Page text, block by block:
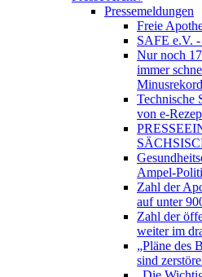
Pressemeldungen
Freie
SAFE e.V.
Nur noch
immer
Minusrekord
Technische
von e-
Ampel-
Zahl der
auf unter
Zahl der
weiter im
„Pläne des
sind